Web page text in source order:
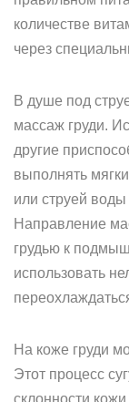
количестве
через
В душе под
массаж груди.
другие
выполнять
или струей
Направление
грудью к
использовать
На коже груди
Этот процесс
склонности